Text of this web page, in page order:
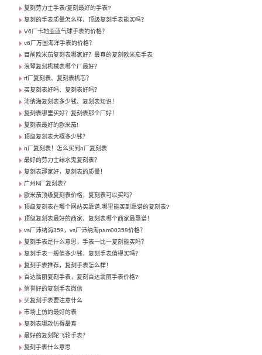
复刻劳力士手表/复刻最好的手表?
复刻的手表质量怎么样、顶级复刻手表能买吗？
V6厂卡地亚蓝气球手表的价格？
v6厂万国海洋手表的价格？
目前欧米茄复刻表哪家好？最真的复刻欧米茄手表
浪琴复刻机械表哪个厂最好？
rf厂复刻表、复刻表机芯？
买复刻表好吗、复刻表好吗？
沛纳海复刻表多少钱、复刻表知识！
复刻表哪里买好？复刻表那个厂好！
复刻表最好的欧米茄!
顶级复刻表大概多少钱？
n厂复刻表！怎么买到n厂复刻表
最好的劳力士绿水鬼复刻表？
复刻表那家好，复刻表的质量！
广州N厂复刻表？
欧米茄顶级复刻表价格，复刻表可以买吗？
顶级复刻表在哪个网站买靠谱,哪里能买到靠谱的复刻表?
顶级复刻表最好的商家、复刻表哪个商家最靠谱！
vs厂沛纳海359，vs厂沛纳海pam00359价格？
复刻手表是什么意思，手表一比一复刻能买吗？
复刻手表一般值多少钱，复刻手表值得买吗？
复刻手表推荐，复刻手表怎么样！
百达翡丽复刻手表，复刻百达翡丽手表价格?
信誉好的复刻手表微信
买复刻手表要注意什么
市场上仿的最好的表
复刻表哪款仿得最真
最好的复刻陀飞轮手表？
复刻手表什么意思